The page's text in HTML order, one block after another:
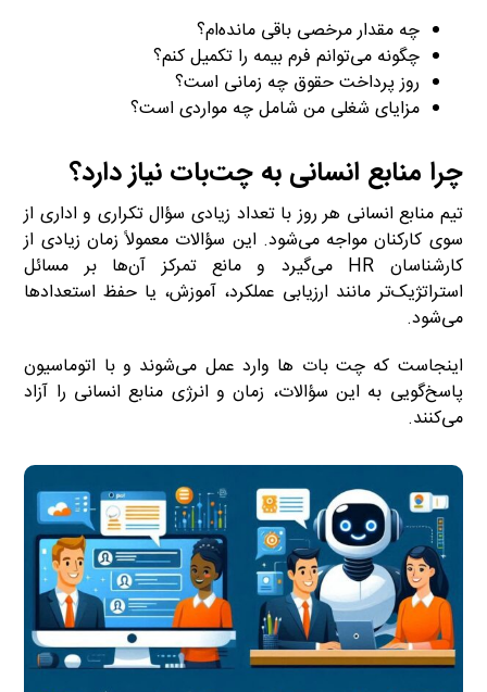
چه مقدار مرخصی باقی مانده‌ام؟
چگونه می‌توانم فرم بیمه را تکمیل کنم؟
روز پرداخت حقوق چه زمانی است؟
مزایای شغلی من شامل چه مواردی است؟
چرا منابع انسانی به چت‌بات نیاز دارد؟
تیم منابع انسانی هر روز با تعداد زیادی سؤال تکراری و اداری از
سوی کارکنان مواجه می‌شود. این سؤالات معمولاً زمان زیادی از
کارشناسان HR می‌گیرد و مانع تمرکز آن‌ها بر مسائل
استراتژیک‌تر مانند ارزیابی عملکرد، آموزش، یا حفظ استعدادها
می‌شود.
اینجاست که چت بات ها وارد عمل می‌شوند و با اتوماسیون
پاسخ‌گویی به این سؤالات، زمان و انرژی منابع انسانی را آزاد
می‌کنند.